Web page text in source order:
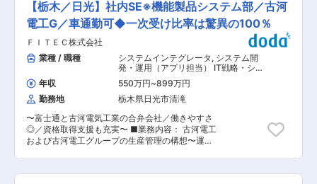
いただいております。 ・資格取得支援制度もあり
ますので、制度を積極的に活用し資格を取得して
いただくことを期待します。
す。その中で検査担当として8名。 ■特徴・魅
力： ・お取引先（主に機械メーカー）からの受注
当日に製品を出荷することが多く、常にスピード
感を持って業務を進めています。品質管理の観点
から、もちろん守るべきルールはありますが、目
先のことにとらわれず全体を把握した判断、柔軟
な対応が非常に重要となります。お持ちの経験や
知見を生かしつつもマニュアル通りばかりではな
く、仕事全体がより効率的・現実的になるような
働きかけができる方をお待ちしております。 ・長
年培ってきた技術力に誇りがあり、大量の不良品
が発生することは多くありません。今後も高精度
の技術を維持していくためにも検査員のスキルア
おります。 作業工程の見直しやスタッフ育成にも
ご協力いただけることを期待しております。 変更
部に配属されます。現在30名程（年齢20〜60代/
男性中心）が在籍しております。 ■業務エリア：
基本的に県内のみです。宿泊を伴う出張はありま
せん。直行直帰も可能です。（基本直行直帰） ■
求人のおすすめポイント： ・年間115日＋有給取
得5日以上を推奨しております。 ・残業時間削減
のため、勤怠管理システムを導入しており無理な
く働くことができるよう会社全体で管轄し取り組
んでいます。 ・1人1台、社用車を支給しておりま
す。※燃料代支給有 ・資格取得を目指していただ
ければ手当もございます。 ・住居・家族手当、退
職金制度あり ・健康優良法人2021認定企業（定
着率90%以上） （社員の健康管理を経営的な視
点で考え、取り組んでいる企業に送られます） ■
【栃木／日光】社内SE※機能製品システム部／古河
電工G／車通勤可◆一次受け比率は驚異の100％
ＦＩＴＥＣ株式会社
業種 / 職種
システムインテグレータ , システム開
発・運用（アプリ担当） IT戦略・シス
テム企画担当
年収 550万円~899万円
勤務地
栃木県日光市清滝
〜富士通と古河電気工業の合弁会社／働きやすさ
◎／資格取得支援も充実〜 ■業務内容： 古河電工
および古河電工グループの生産管理の構想〜運用
DX企画・推進のフェーズにも関わっていただく